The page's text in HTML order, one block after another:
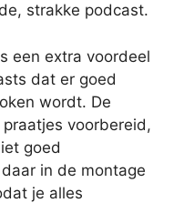
strakke podcast.
een extra voordeel
dat er goed
wordt. De
voorbereid,
goed
in de montage
je alles